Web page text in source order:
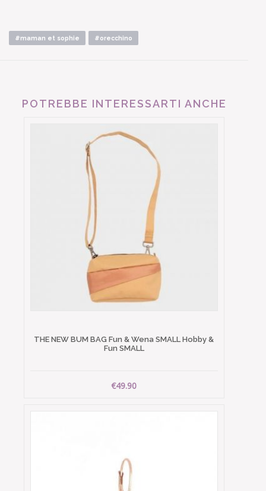
#maman et sophie #orecchino
POTREBBE INTERESSARTI ANCHE
THE NEW BUM BAG Fun & Wena SMALL Hobby &
Fun SMALL
€49.90